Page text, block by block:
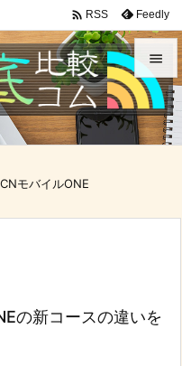


メニュ

 RSS Feedly
モバイルONE
の新コースの違いを